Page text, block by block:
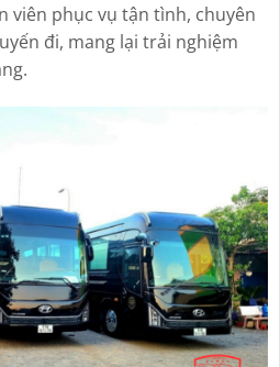
viên phục vụ tận tình, chuyên
đi, mang lại trải nghiệm